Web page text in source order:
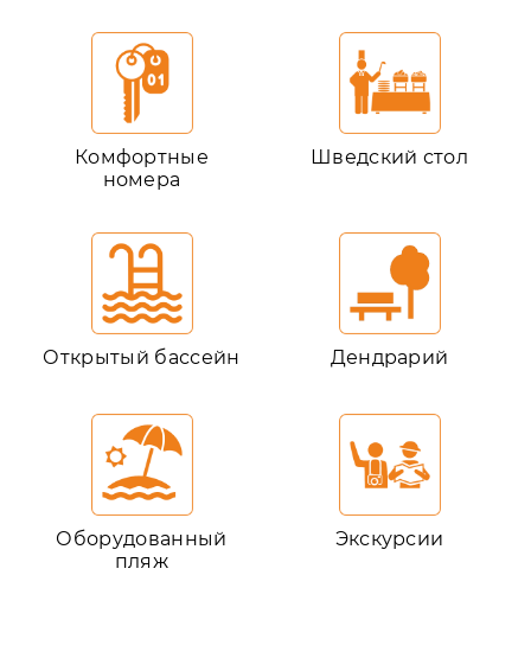
Комфортные
номера
Шведский стол
Открытый бассейн Дендрарий
Оборудованный
пляж
Экскурсии